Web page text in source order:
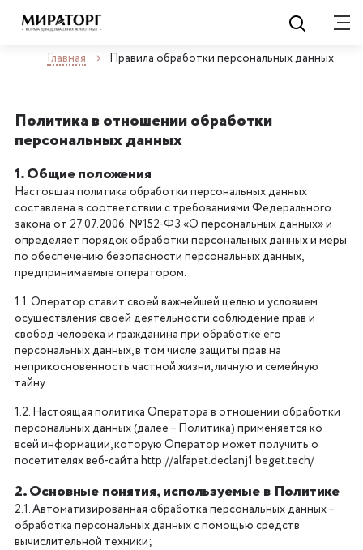
Главная Правила обработки персональных данных
Политика в отношении обработки
персональных данных
1. Общие положения
Настоящая политика обработки персональных данных
составлена в соответствии с требованиями Федерального
закона от 27.07.2006. №152-ФЗ «О персональных данных» и
определяет порядок обработки персональных данных и меры
по обеспечению безопасности персональных данных,
предпринимаемые оператором.
1.1. Оператор ставит своей важнейшей целью и условием
осуществления своей деятельности соблюдение прав и
свобод человека и гражданина при обработке его
персональных данных, в том числе защиты прав на
неприкосновенность частной жизни, личную и семейную
тайну.
1.2. Настоящая политика Оператора в отношении обработки
персональных данных (далее – Политика) применяется ко
всей информации, которую Оператор может получить о
посетителях веб-сайта http://alfapet.declanj1.beget.tech/
2. Основные понятия, используемые в Политике
2.1. Автоматизированная обработка персональных данных –
обработка персональных данных с помощью средств
вычислительной техники;